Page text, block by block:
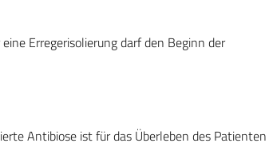
Erregerisolierung darf den Beginn der
Antibiose ist für das Überleben des Patienten